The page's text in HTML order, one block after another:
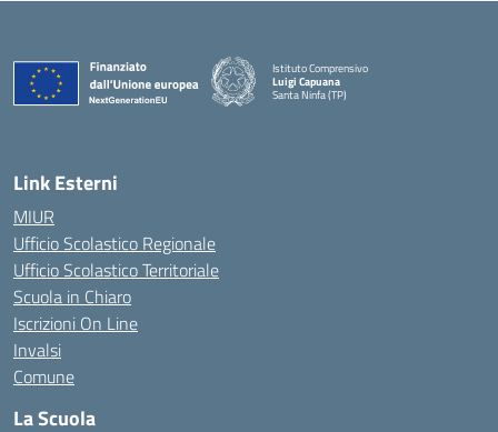
Istituto Comprensivo
Luigi Capuana
Santa Ninfa (TP)
Link Esterni
MIUR
Ufficio Scolastico Regionale
Ufficio Scolastico Territoriale
Scuola in Chiaro
Iscrizioni On Line
Invalsi
Comune
La Scuola